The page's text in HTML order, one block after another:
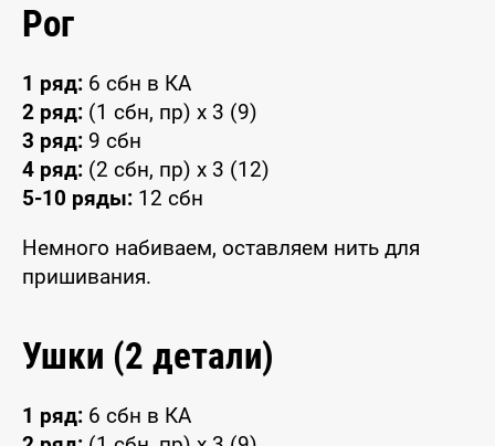
Рог
1 ряд: 6 сбн в КА
2 ряд: (1 сбн, пр) x 3 (9)
3 ряд: 9 сбн
4 ряд: (2 сбн, пр) x 3 (12)
5-10 ряды: 12 сбн
Немного набиваем, оставляем нить для
пришивания.
Ушки (2 детали)
1 ряд: 6 сбн в КА